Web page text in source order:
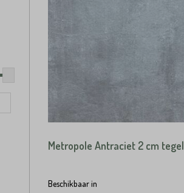
Metropole Antraciet 2 cm tegel
Beschikbaar in